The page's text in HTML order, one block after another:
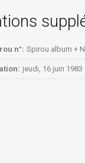
n°: Spirou album +
jeudi, 16 juin 1983